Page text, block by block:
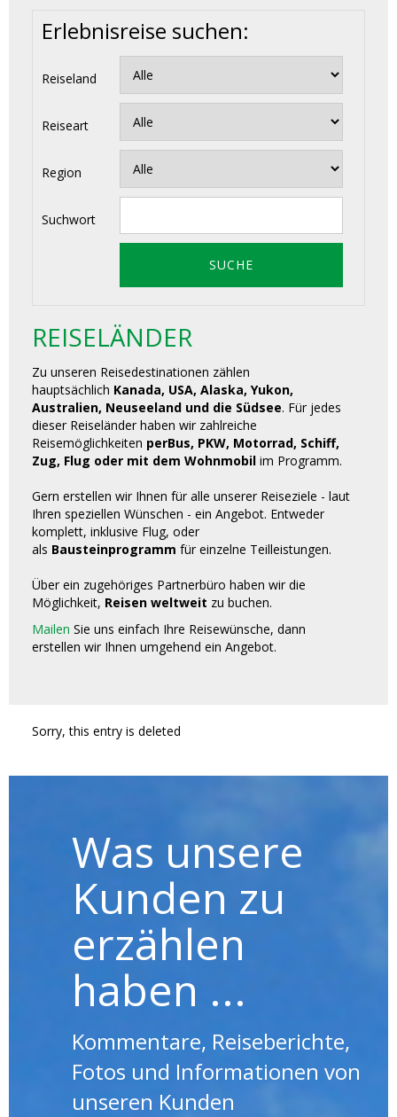
Erlebnisreise suchen:
Reiseland
Reiseart
Region
Suchwort
REISELÄNDER
Zu unseren Reisedestinationen zählen
hauptsächlich Kanada, USA, Alaska, Yukon,
Australien, Neuseeland und die Südsee. Für jedes
dieser Reiseländer haben wir zahlreiche
Reisemöglichkeiten perBus, PKW, Motorrad, Schiff,
Zug, Flug oder mit dem Wohnmobil im Programm.
Gern erstellen wir Ihnen für alle unserer Reiseziele - laut
Ihren speziellen Wünschen - ein Angebot. Entweder
komplett, inklusive Flug, oder
als Bausteinprogramm für einzelne Teilleistungen.
Über ein zugehöriges Partnerbüro haben wir die
Möglichkeit, Reisen weltweit zu buchen.
Mailen Sie uns einfach Ihre Reisewünsche, dann
erstellen wir Ihnen umgehend ein Angebot.
Sorry, this entry is deleted
Was unsere
Kunden zu
erzählen
haben ...
Kommentare, Reiseberichte,
Fotos und Informationen von
unseren Kunden